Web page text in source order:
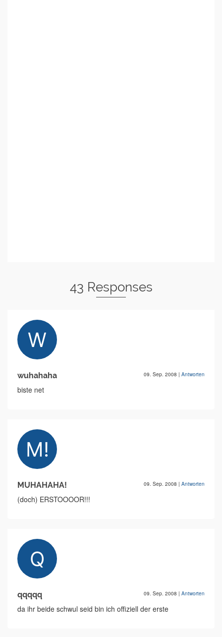
43 Responses
wuhahaha 09. Sep. 2008 | Antworten
biste net
MUHAHAHA! 09. Sep. 2008 | Antworten
(doch) ERSTOOOOR!!!
qqqqq 09. Sep. 2008 | Antworten
da ihr beide schwul seid bin ich offiziell der erste